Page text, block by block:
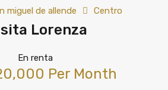
miguel de allende Centro
Lorenza
En renta
Per Month